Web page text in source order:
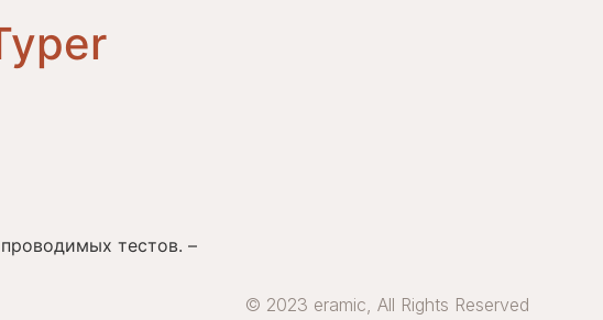
тестов. –
© 2023 eramic, All Rights Reserved